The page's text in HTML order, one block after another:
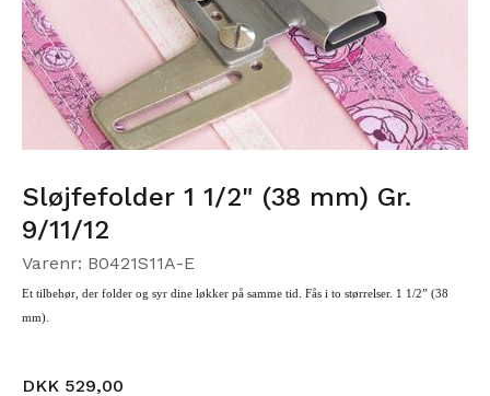
Sløjfefolder 1 1/2" (38 mm) Gr.
9/11/12
Varenr: B0421S11A-E
Et tilbehør, der folder og syr dine løkker på samme tid. Fås i to størrelser. 1 1/2” (38
mm).
DKK 529,00